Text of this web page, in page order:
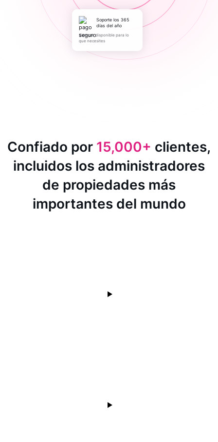
Soporte los 365
días del año
Siempre disponible para lo
que necesites
Confiado por 15,000+ clientes,
incluidos los administradores
de propiedades más
importantes del mundo